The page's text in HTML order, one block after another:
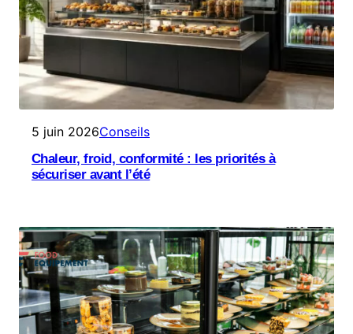
5 juin 2026Conseils
Chaleur, froid, conformité : les priorités à
sécuriser avant l’été